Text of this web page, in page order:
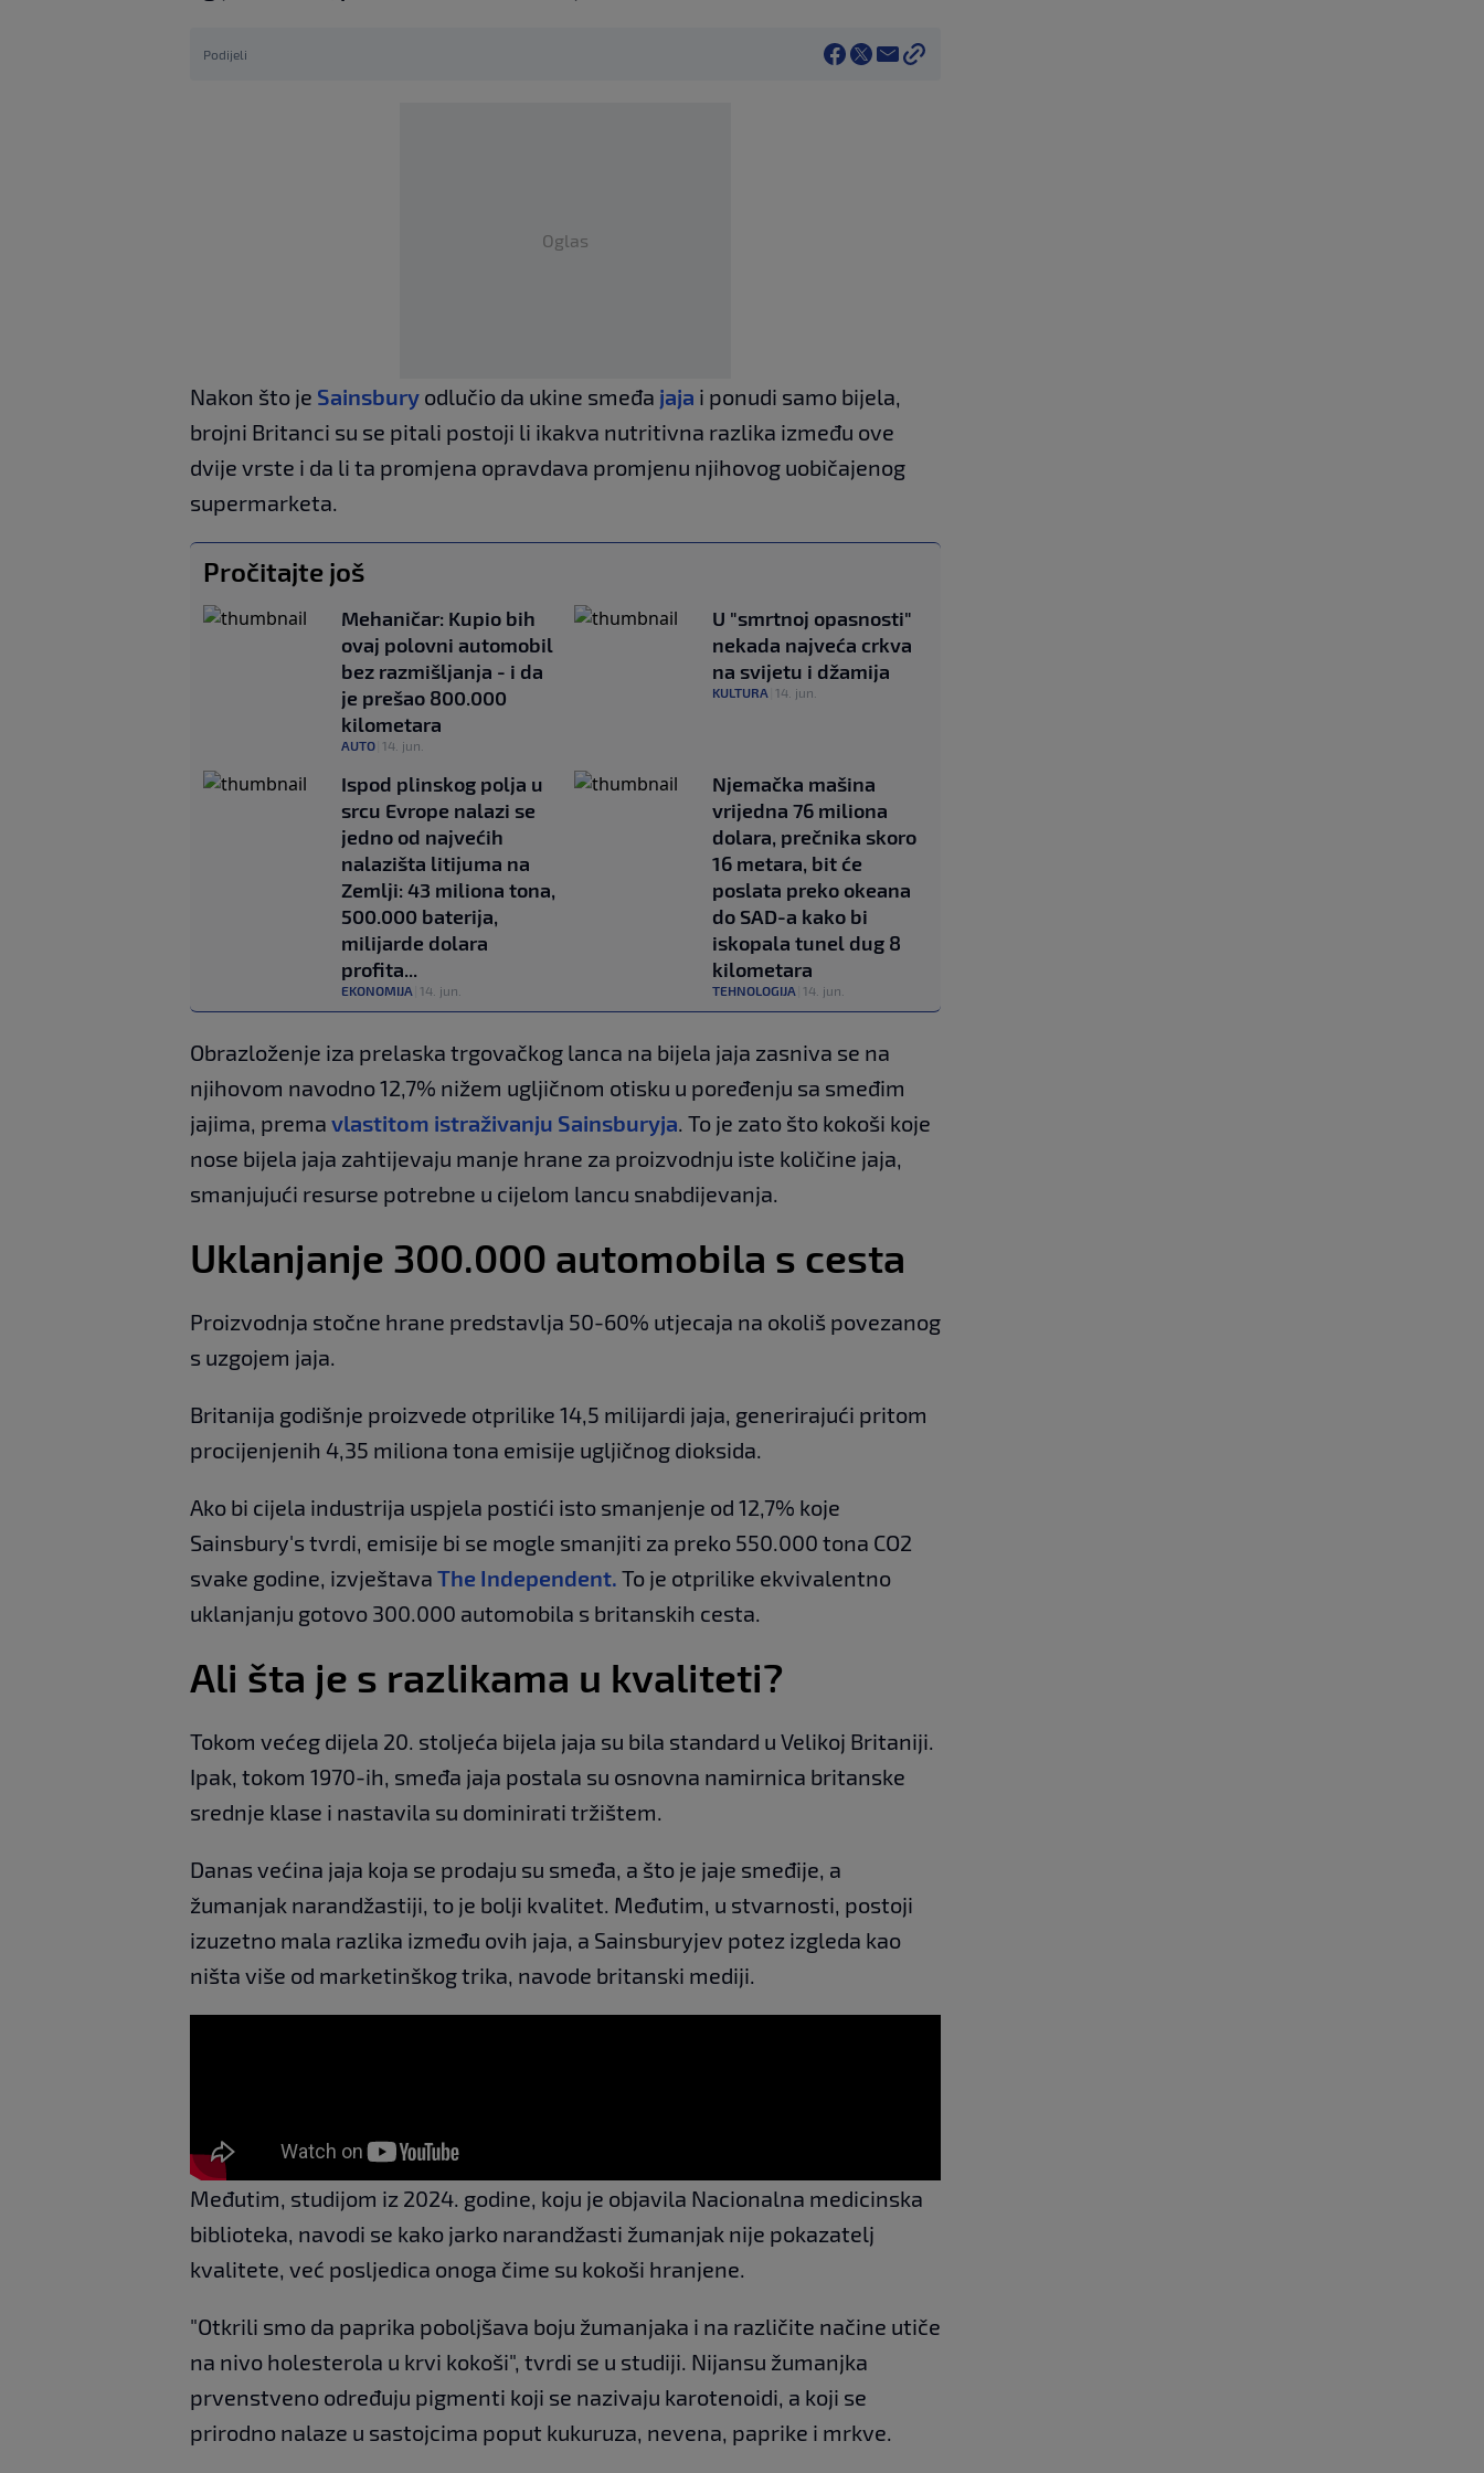
Podijeli
Oglas
Nakon što je Sainsbury odlučio da ukine smeđa jaja i ponudi samo bijela,
brojni Britanci su se pitali postoji li ikakva nutritivna razlika između ove
dvije vrste i da li ta promjena opravdava promjenu njihovog uobičajenog
supermarketa.
Pročitajte još
Mehaničar: Kupio bih
ovaj polovni automobil
bez razmišljanja - i da
je prešao 800.000
kilometara
AUTO 14. jun.
U "smrtnoj opasnosti"
nekada najveća crkva
na svijetu i džamija
KULTURA 14. jun.
Ispod plinskog polja u
srcu Evrope nalazi se
jedno od najvećih
nalazišta litijuma na
Zemlji: 43 miliona tona,
500.000 baterija,
milijarde dolara
profita...
EKONOMIJA 14. jun.
Njemačka mašina
vrijedna 76 miliona
dolara, prečnika skoro
16 metara, bit će
poslata preko okeana
do SAD-a kako bi
iskopala tunel dug 8
kilometara
TEHNOLOGIJA 14. jun.
Obrazloženje iza prelaska trgovačkog lanca na bijela jaja zasniva se na
njihovom navodno 12,7% nižem ugljičnom otisku u poređenju sa smeđim
jajima, prema vlastitom istraživanju Sainsburyja . To je zato što kokoši koje
nose bijela jaja zahtijevaju manje hrane za proizvodnju iste količine jaja,
smanjujući resurse potrebne u cijelom lancu snabdijevanja.
Uklanjanje 300.000 automobila s cesta
Proizvodnja stočne hrane predstavlja 50-60% utjecaja na okoliš povezanog
s uzgojem jaja.
Britanija godišnje proizvede otprilike 14,5 milijardi jaja, generirajući pritom
procijenjenih 4,35 miliona tona emisije ugljičnog dioksida.
Ako bi cijela industrija uspjela postići isto smanjenje od 12,7% koje
Sainsbury's tvrdi, emisije bi se mogle smanjiti za preko 550.000 tona CO2
svake godine, izvještava The Independent. To je otprilike ekvivalentno
uklanjanju gotovo 300.000 automobila s britanskih cesta.
Ali šta je s razlikama u kvaliteti?
Tokom većeg dijela 20. stoljeća bijela jaja su bila standard u Velikoj Britaniji.
Ipak, tokom 1970-ih, smeđa jaja postala su osnovna namirnica britanske
srednje klase i nastavila su dominirati tržištem.
Danas većina jaja koja se prodaju su smeđa, a što je jaje smeđije, a
žumanjak narandžastiji, to je bolji kvalitet. Međutim, u stvarnosti, postoji
izuzetno mala razlika između ovih jaja, a Sainsburyjev potez izgleda kao
ništa više od marketinškog trika, navode britanski mediji.
Međutim, studijom iz 2024. godine, koju je objavila Nacionalna medicinska
biblioteka, navodi se kako jarko narandžasti žumanjak nije pokazatelj
kvalitete, već posljedica onoga čime su kokoši hranjene.
"Otkrili smo da paprika poboljšava boju žumanjaka i na različite načine utiče
na nivo holesterola u krvi kokoši", tvrdi se u studiji. Nijansu žumanjka
prvenstveno određuju pigmenti koji se nazivaju karotenoidi, a koji se
prirodno nalaze u sastojcima poput kukuruza, nevena, paprike i mrkve.